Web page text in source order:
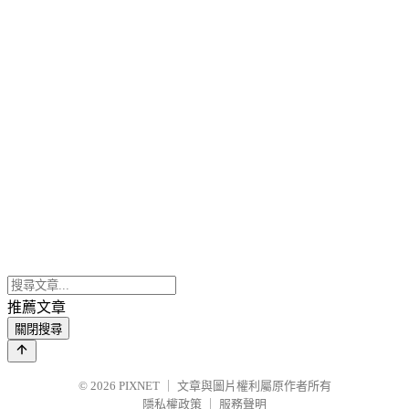
推薦文章
關閉搜尋
© 2026 PIXNET
文章與圖片權利屬原作者所有
隱私權政策
服務聲明